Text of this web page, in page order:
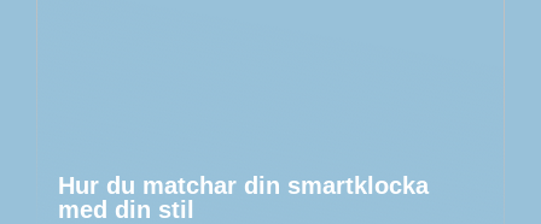
Hur du matchar din smartklocka
med din stil